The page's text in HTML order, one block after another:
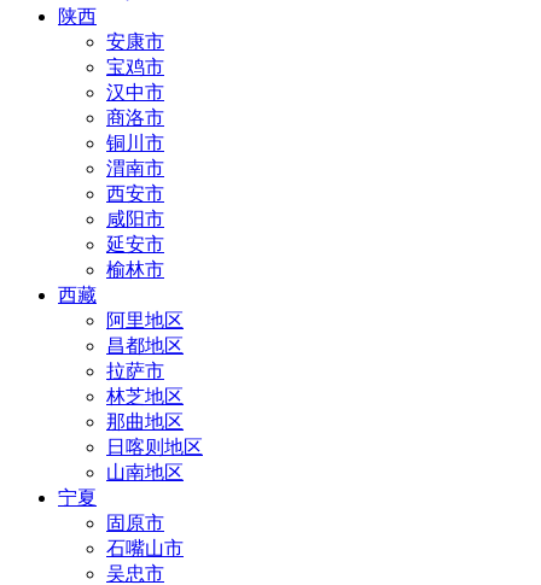
陕西
安康市
宝鸡市
汉中市
商洛市
铜川市
渭南市
西安市
咸阳市
延安市
榆林市
西藏
阿里地区
昌都地区
拉萨市
林芝地区
那曲地区
日喀则地区
山南地区
宁夏
固原市
石嘴山市
吴忠市